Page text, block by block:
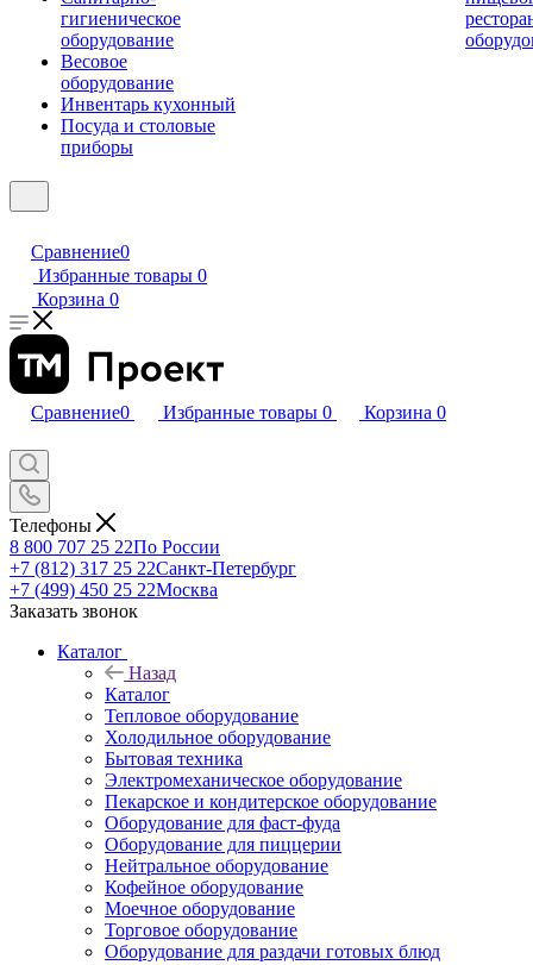
гигиеническое
оборудование
Весовое
оборудование
Инвентарь кухонный
Посуда и столовые
приборы
Сравнение0
Избранные товары 0
Корзина 0
Сравнение0 Избранные товары 0 Корзина 0
Телефоны
8 800 707 25 22По России
+7 (812) 317 25 22Санкт-Петербург
+7 (499) 450 25 22Москва
Заказать звонок
Каталог
Назад
Каталог
Тепловое оборудование
Холодильное оборудование
Бытовая техника
Электромеханическое оборудование
Пекарское и кондитерское оборудование
Оборудование для фаст-фуда
Оборудование для пиццерии
Нейтральное оборудование
Кофейное оборудование
Моечное оборудование
Торговое оборудование
Оборудование для раздачи готовых блюд